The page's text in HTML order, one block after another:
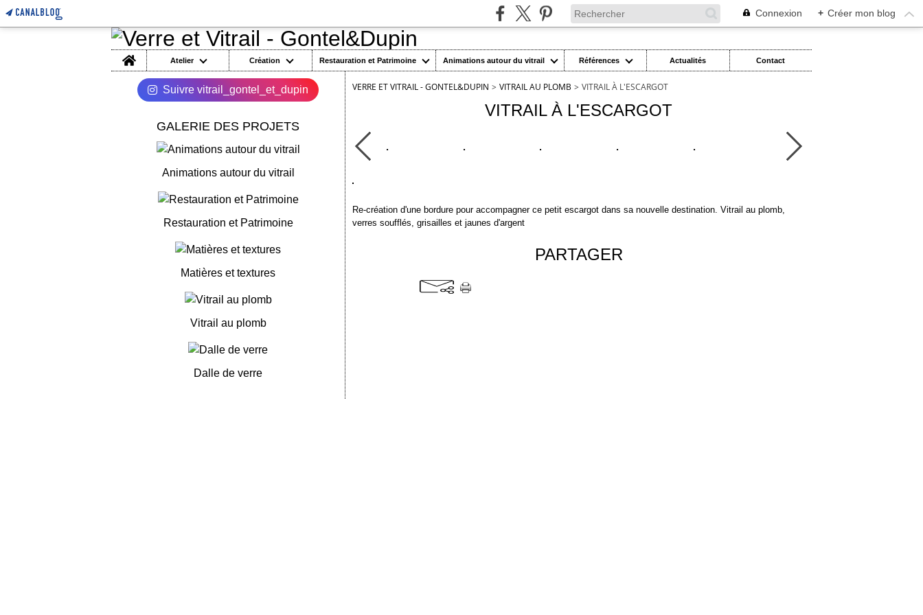
Connexion + Créer mon blog
Home
Atelier Création Restauration et Patrimoine Animations autour du vitrail Références Actualités Contact
Suivre vitrail_gontel_et_dupin
GALERIE DES PROJETS
Animations autour du vitrail
Restauration et Patrimoine
Matières et textures
Vitrail au plomb
Dalle de verre
VERRE ET VITRAIL - GONTEL&DUPIN > VITRAIL AU PLOMB > VITRAIL À L'ESCARGOT
VITRAIL À L'ESCARGOT
Re-création d'une bordure pour accompagner ce petit escargot dans sa nouvelle destination. Vitrail au plomb,
verres soufflés, grisailles et jaunes d'argent
PARTAGER